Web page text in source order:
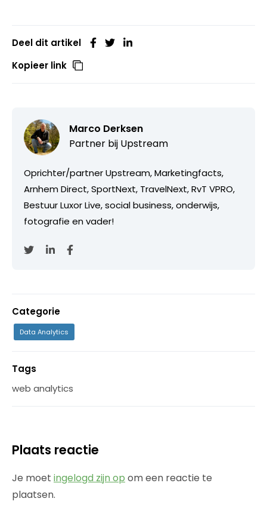
Deel dit artikel
Kopieer link
Marco Derksen
Partner bij Upstream
Oprichter/partner Upstream, Marketingfacts,
Arnhem Direct, SportNext, TravelNext, RvT VPRO,
Bestuur Luxor Live, social business, onderwijs,
fotografie en vader!
Categorie
Data Analytics
Tags
web analytics
Plaats reactie
Je moet ingelogd zijn op om een reactie te
plaatsen.